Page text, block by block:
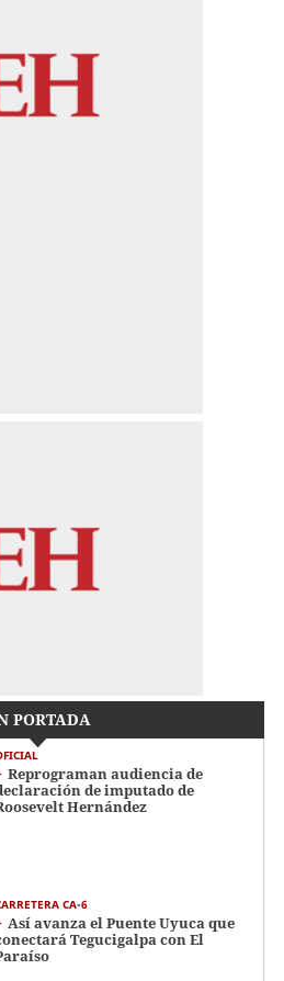
PORTADA
Reprograman audiencia de
de imputado de
Hernández
CA-6
Así avanza el Puente Uyuca que
Tegucigalpa con El